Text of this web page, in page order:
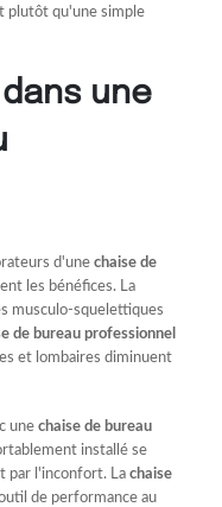
plutôt qu'une simple
une
d'unechaise de
les bénéfices. La
musculo-squelettiques
de bureau professionnel
et lombaires diminuent
unechaise de bureau
installé se
par l'inconfort. Lachaise
de performance au